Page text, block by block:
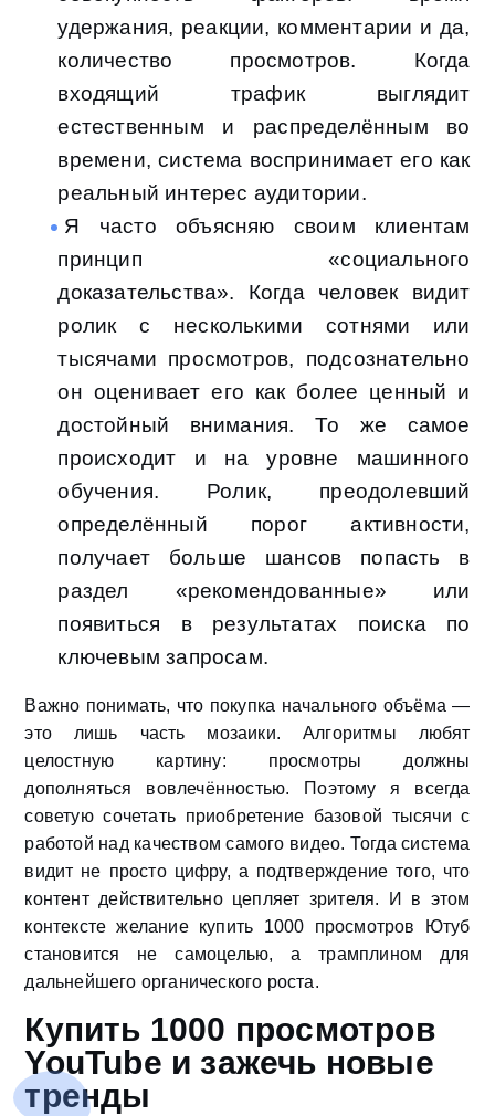
удержания, реакции, комментарии и да,
количество просмотров. Когда
входящий трафик выглядит
естественным и распределённым во
времени, система воспринимает его как
реальный интерес аудитории.
Я часто объясняю своим клиентам
принцип «социального
доказательства». Когда человек видит
ролик с несколькими сотнями или
тысячами просмотров, подсознательно
он оценивает его как более ценный и
достойный внимания. То же самое
происходит и на уровне машинного
обучения. Ролик, преодолевший
определённый порог активности,
получает больше шансов попасть в
раздел «рекомендованные» или
появиться в результатах поиска по
ключевым запросам.
Важно понимать, что покупка начального объёма —
это лишь часть мозаики. Алгоритмы любят
целостную картину: просмотры должны
дополняться вовлечённостью. Поэтому я всегда
советую сочетать приобретение базовой тысячи с
работой над качеством самого видео. Тогда система
видит не просто цифру, а подтверждение того, что
контент действительно цепляет зрителя. И в этом
контексте желание купить 1000 просмотров Ютуб
становится не самоцелью, а трамплином для
дальнейшего органического роста.
Купить 1000 просмотров
YouTube и зажечь новые
тренды